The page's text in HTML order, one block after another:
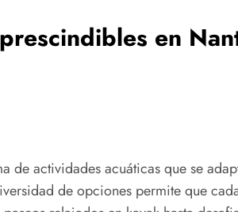
en
de actividades acuáticas que se
de opciones permite que